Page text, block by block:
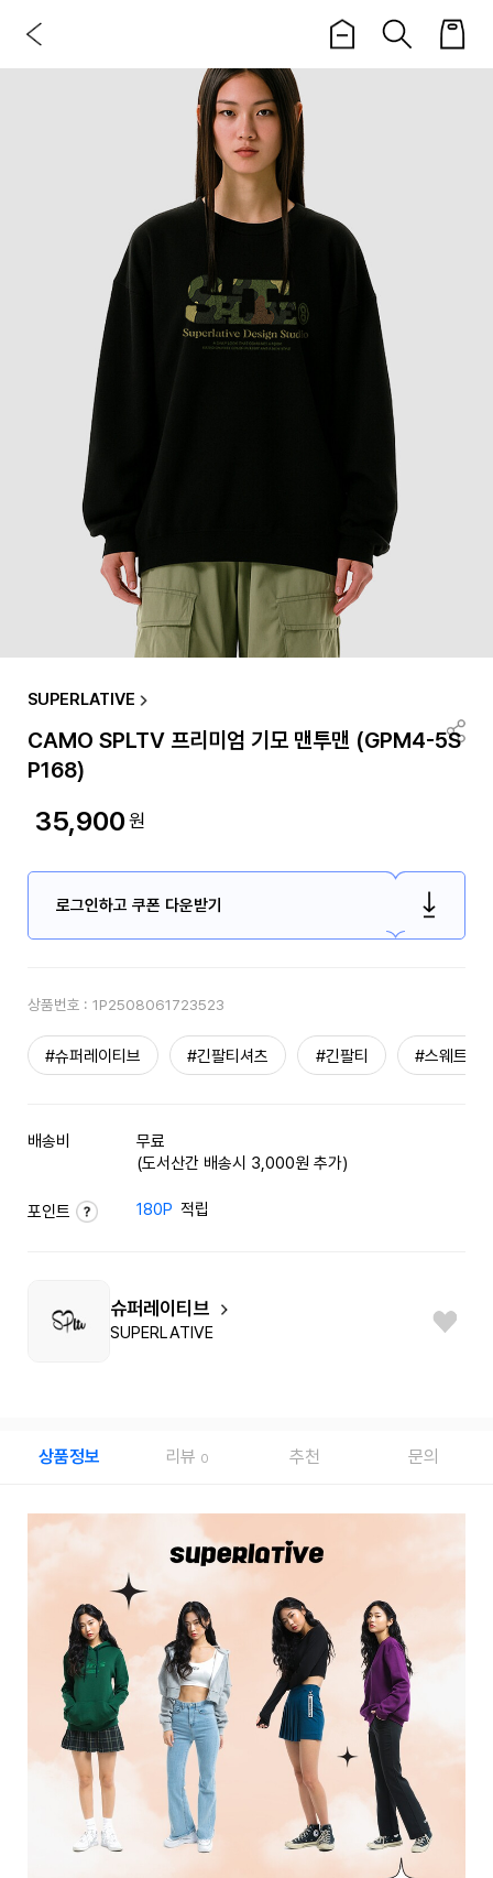
SUPERLATIVE
CAMO SPLTV 프리미엄 기모 맨투맨 (GPM4-5S
P168)
35,900원
로그인하고 쿠폰 다운받기
상품번호 : 1P2508061723523
#슈퍼레이티브 #긴팔티셔츠 #긴팔티 #스웨트셔
배송비
무료
(도서산간 배송시 3,000원 추가)
포인트 180P 적립
슈퍼레이티브
SUPERLATIVE
상품정보 리뷰 0 추천 문의